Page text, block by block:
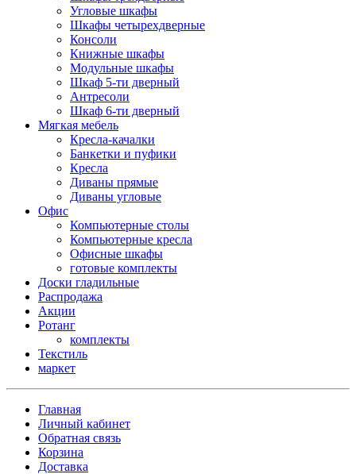
Угловые шкафы
Шкафы четырехдверные
Консоли
Книжные шкафы
Модульные шкафы
Шкаф 5-ти дверный
Антресоли
Шкаф 6-ти дверный
Мягкая мебель
Кресла-качалки
Банкетки и пуфики
Кресла
Диваны прямые
Диваны угловые
Офис
Компьютерные столы
Компьютерные кресла
Офисные шкафы
готовые комплекты
Доски гладильные
Распродажа
Акции
Ротанг
комплекты
Текстиль
маркет
Главная
Личный кабинет
Обратная связь
Корзина
Доставка